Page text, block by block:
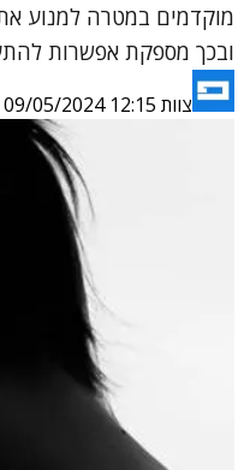
מוקדמים במטרה למנוע
ובכך מספקת אפשרות
צוות Psychologim.com 09/05/2024 12:15